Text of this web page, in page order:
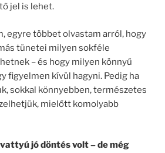
jel is lehet.
egyre többet olvastam arról, hogy
tünetei milyen sokféle
– és hogy milyen könnyű
figyelmen kívül hagyni. Pedig ha
sokkal könnyebben, természetes
mielőtt komolyabb
jó döntés volt – de még